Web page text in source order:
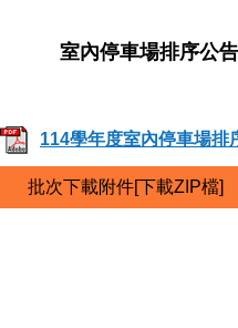
室內停車場排序公告
114學年度室內停車場排
批次下載附件[下載ZIP檔]